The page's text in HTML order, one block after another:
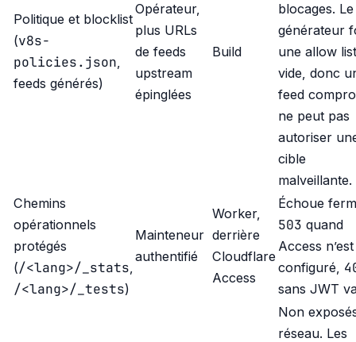
Politique et blocklist
(v8s-
policies.json,
feeds générés)
Opérateur,
plus URLs
de feeds
upstream
épinglées
Build
blocages. Le
générateur
une allow list
vide, donc
feed
ne peut pas
autoriser
cible
malveillante.
Chemins
opérationnels
protégés
(/<lang>/_stats,
/<lang>/_tests)
Mainteneur
authentifié
Worker,
derrière
Cloudflare
Access
Échoue
503 quand
Access
configuré,
sans JWT
Non
réseau. Les